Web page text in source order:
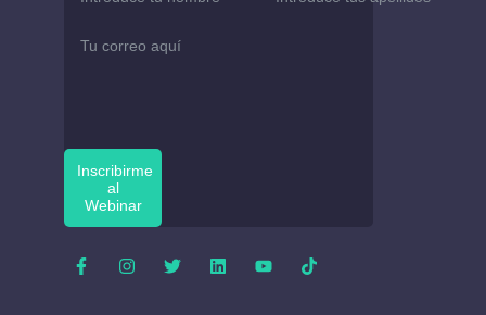
Inscribirme
al
Webinar